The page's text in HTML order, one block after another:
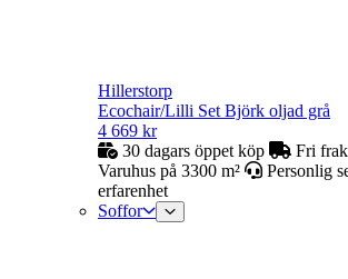
Hillerstorp
Ecochair/Lilli Set Björk oljad grå
4 669 kr
30 dagars öppet köp
Fri
Varuhus på 3300 m²
Personlig
erfarenhet
Soffor